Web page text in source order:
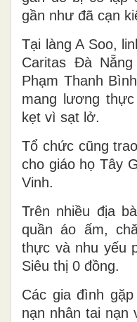
gần như đã cạn
Tại làng A Soo,
Caritas Đà
Phạm Thanh
mang lương
kẹt vì sạt lở.
Tổ chức cũng
cho giáo họ Tây
Vinh.
Trên nhiều địa
quần áo ấm,
thực và nhu yếu
Siêu thị 0 đồng.
Các gia đình
nạn nhân tai nạn